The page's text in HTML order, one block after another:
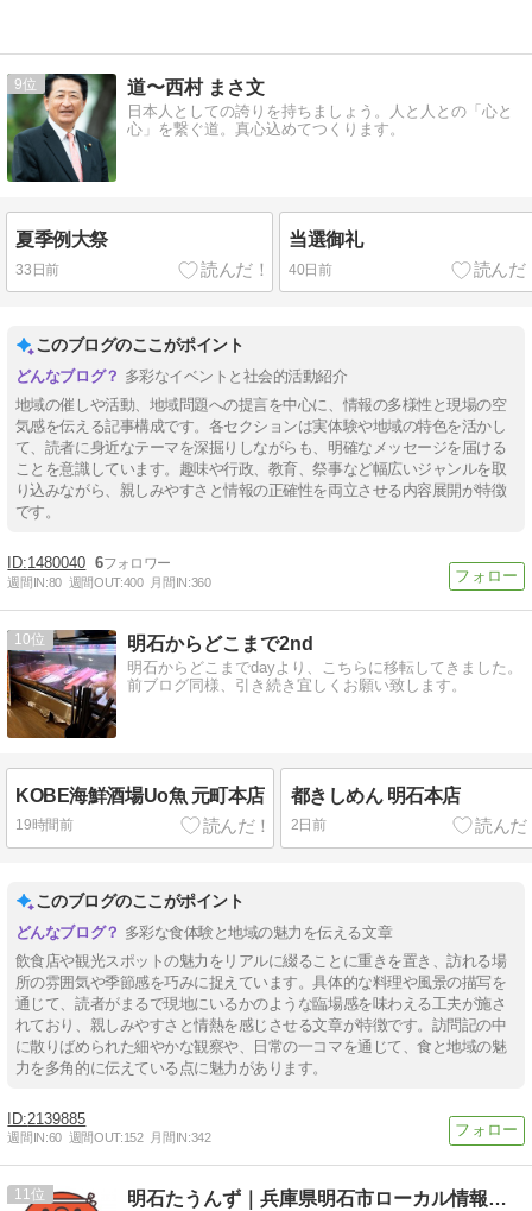
9 道〜西村 まさ文
日本人としての誇りを持ちましょう。人と人との「心と
心」を繋ぐ道。真心込めてつくります。
夏季例大祭
33日前
当選御礼
40日前
このブログのここがポイント
多彩なイベントと社会的活動紹介
地域の催しや活動、地域問題への提言を中心に、情報の多様性と現場の空
気感を伝える記事構成です。各セクションは実体験や地域の特色を活かし
て、読者に身近なテーマを深掘りしながらも、明確なメッセージを届ける
ことを意識しています。趣味や行政、教育、祭事など幅広いジャンルを取
り込みながら、親しみやすさと情報の正確性を両立させる内容展開が特徴
です。
1480040 6
週間IN:80 週間OUT:400 月間IN:360
10 明石からどこまで2nd
明石からどこまでdayより、こちらに移転してきました。
前ブログ同様、引き続き宜しくお願い致します。
KOBE海鮮酒場Uo魚 元町本店
19時間前
都きしめん 明石本店
2日前
このブログのここがポイント
多彩な食体験と地域の魅力を伝える文章
飲食店や観光スポットの魅力をリアルに綴ることに重きを置き、訪れる場
所の雰囲気や季節感を巧みに捉えています。具体的な料理や風景の描写を
通じて、読者がまるで現地にいるかのような臨場感を味わえる工夫が施さ
れており、親しみやすさと情熱を感じさせる文章が特徴です。訪問記の中
に散りばめられた細やかな観察や、日常の一コマを通じて、食と地域の魅
力を多角的に伝えている点に魅力があります。
2139885
週間IN:60 週間OUT:152 月間IN:342
11 明石たうんず｜兵庫県明石市ローカル情報を毎日配信